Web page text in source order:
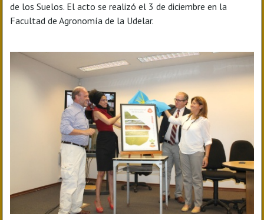
de los Suelos. El acto se realizó el 3 de diciembre en la
Facultad de Agronomía de la Udelar.